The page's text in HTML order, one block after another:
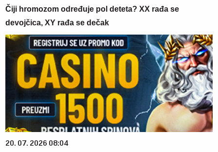
Čiji hromozom određuje pol deteta? XX rađa se
devojčica, XY rađa se dečak
20. 07. 2026 08:04